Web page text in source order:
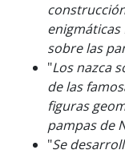
sobre las
"Los nazca
de las
figuras
pampas de
"Se